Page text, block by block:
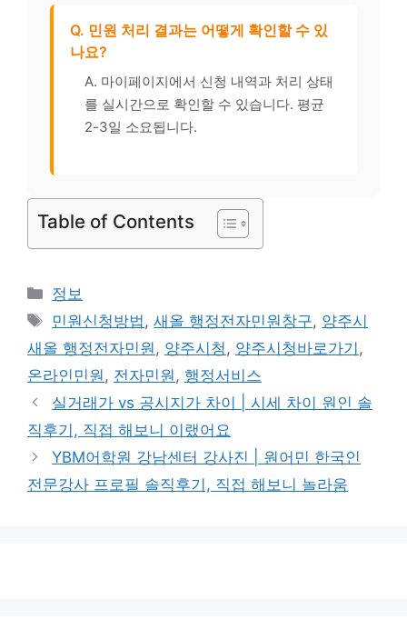
Q. 민원 처리 결과는 어떻게 확인할 수 있
나요?
A. 마이페이지에서 신청 내역과 처리 상태
를 실시간으로 확인할 수 있습니다. 평균
2-3일 소요됩니다.
Table of Contents
카
테
리
정보
태
그
민원신청방법,새올 행정전자민원창구, 양주시
새올 행정전자민원, 양주시청, 양주시청바로가기 ,
온라인민원, 전자민원, 행정서비스
실거래가 vs 공시지가 차이 | 시세 차이 원인 솔
직후기, 직접 해보니 이랬어요
YBM어학원 강남센터 강사진 | 원어민 한국인
전문강사 프로필 솔직후기, 직접 해보니 놀라움